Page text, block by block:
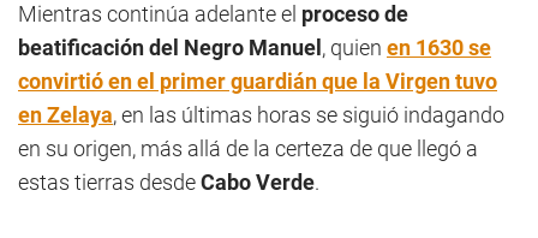
Mientras continúa adelante el proceso de
beatificación del Negro Manuel , quien en 1630 se
convirtió en el primer guardián que l a Virgen tuvo
en Zelaya, en las últimas horas se siguió indagando
en su origen, más allá de la certeza de que llegó a
estas tierras desdeCabo Verde.